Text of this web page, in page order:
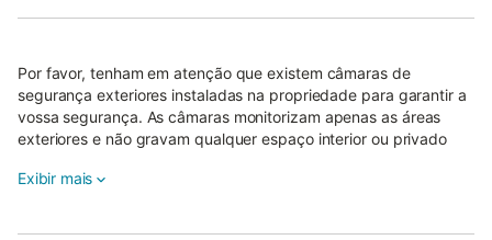
Por favor, tenham em atenção que existem câmaras de
segurança exteriores instaladas na propriedade para garantir a
vossa segurança. As câmaras monitorizam apenas as áreas
exteriores e não gravam qualquer espaço interior ou privado
Exibir mais